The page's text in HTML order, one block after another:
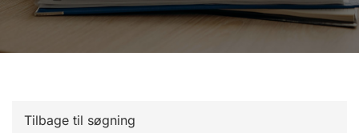
Tilbage til søgning